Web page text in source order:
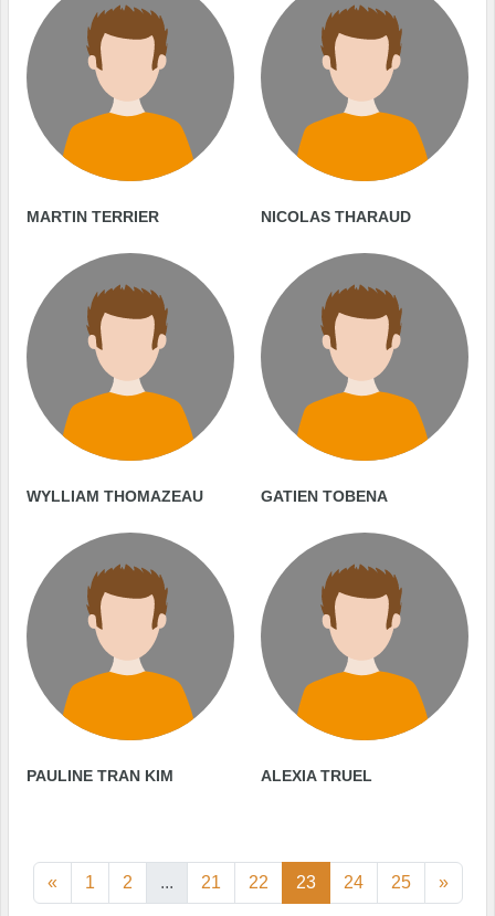
MARTIN TERRIER NICOLAS THARAUD
WYLLIAM THOMAZEAU GATIEN TOBENA
PAULINE TRAN KIM ALEXIA TRUEL
« 1 2 ... 21 22 23 24 25 »